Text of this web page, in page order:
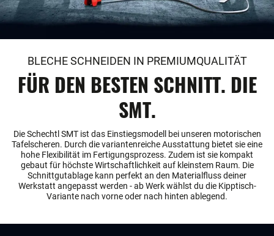
BLECHE SCHNEIDEN IN PREMIUMQUALITÄT
FÜR DEN BESTEN SCHNITT. DIE
SMT.
Die Schechtl SMT ist das Einstiegsmodell bei unseren motorischen
Tafelscheren. Durch die variantenreiche Ausstattung bietet sie eine
hohe Flexibilität im Fertigungsprozess. Zudem ist sie kompakt
gebaut für höchste Wirtschaftlichkeit auf kleinstem Raum. Die
Schnittgutablage kann perfekt an den Materialfluss deiner
Werkstatt angepasst werden - ab Werk wählst du die Kipptisch-
Variante nach vorne oder nach hinten ablegend.